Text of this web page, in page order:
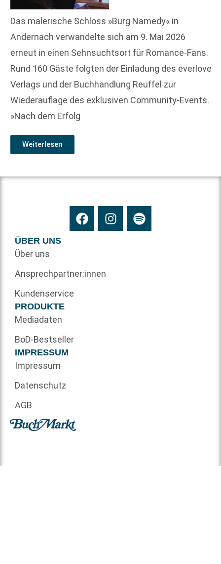
Das malerische Schloss »Burg Namedy« in
Andernach verwandelte sich am 9. Mai 2026
erneut in einen Sehnsuchtsort für Romance-Fans.
Rund 160 Gäste folgten der Einladung des everlove
Verlags und der Buchhandlung Reuffel zur
Wiederauflage des exklusiven Community-Events.
»Nach dem Erfolg
Weiterlesen
ÜBER UNS
Über uns
Ansprechpartner:innen
Kundenservice
PRODUKTE
Mediadaten
BoD-Bestseller
IMPRESSUM
Impressum
Datenschutz
AGB